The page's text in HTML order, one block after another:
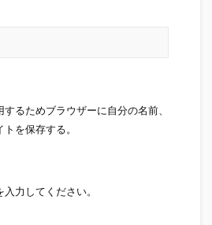
るためブラウザーに自分の名前、
を保存する。
力してください。